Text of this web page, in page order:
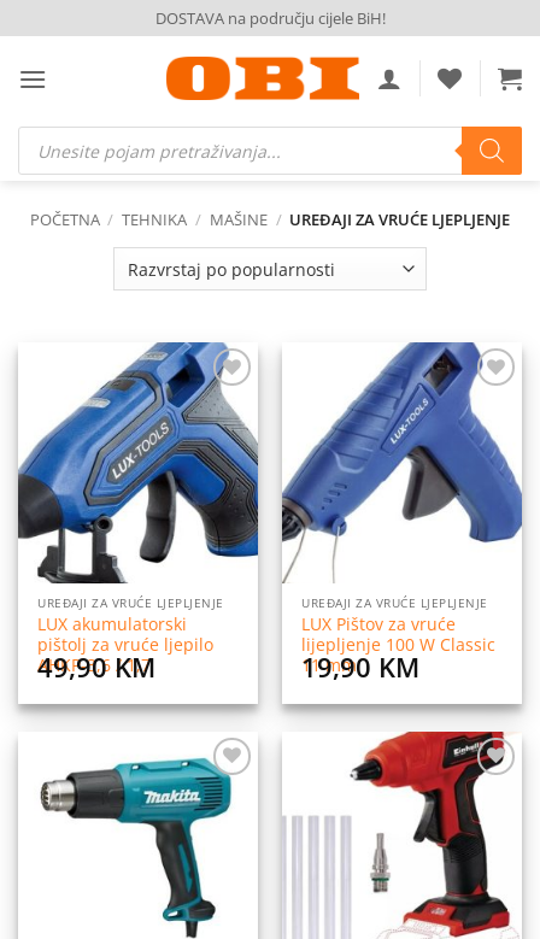
to
content
DOSTAVA na području cijele BiH!
Products
search
POČETNA / TEHNIKA / MAŠINE / UREĐAJI ZA VRUĆE LJEPLJENJE
Dodaj
na
listu
želja
UREĐAJI ZA VRUĆE LJEPLJENJE
LUX akumulatorski
pištolj za vruće ljepilo
AHKP-3,6 / 1,7
49,90KM
Dodaj
na
listu
želja
UREĐAJI ZA VRUĆE LJEPLJENJE
LUX Pištov za vruće
lijepljenje 100 W Classic
11 mm
19,90 KM
Dodaj
na
Dodaj
listu
želja